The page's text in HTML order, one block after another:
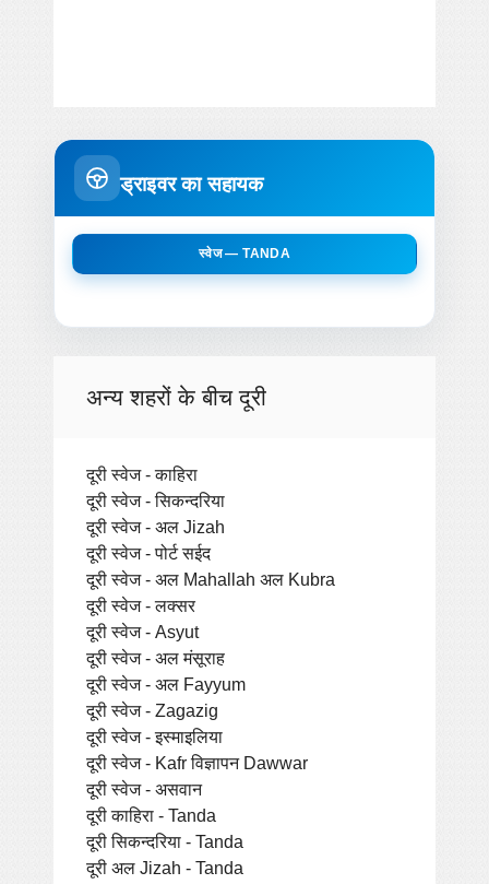
ड्राइवर का सहायक
स्वेज — TANDA
अन्य शहरों के बीच दूरी
दूरी स्वेज - काहिरा
दूरी स्वेज - सिकन्दरिया
दूरी स्वेज - अल Jizah
दूरी स्वेज - पोर्ट सईद
दूरी स्वेज - अल Mahallah अल Kubra
दूरी स्वेज - लक्सर
दूरी स्वेज - Asyut
दूरी स्वेज - अल मंसूराह
दूरी स्वेज - अल Fayyum
दूरी स्वेज - Zagazig
दूरी स्वेज - इस्माइलिया
दूरी स्वेज - Kafr विज्ञापन Dawwar
दूरी स्वेज - असवान
दूरी काहिरा - Tanda
दूरी सिकन्दरिया - Tanda
दूरी अल Jizah - Tanda